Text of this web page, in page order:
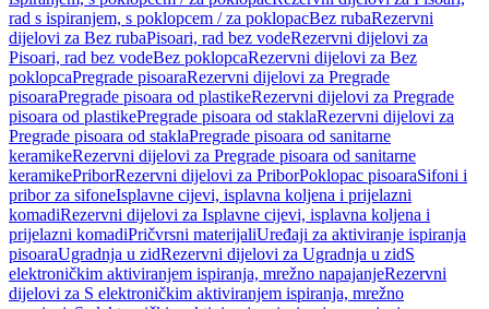
rad s ispiranjem, s poklopcem / za poklopacBez rubaRezervni
dijelovi za Bez rubaPisoari, rad bez vodeRezervni dijelovi za
Pisoari, rad bez vodeBez poklopcaRezervni dijelovi za Bez
poklopcaPregrade pisoaraRezervni dijelovi za Pregrade
pisoaraPregrade pisoara od plastikeRezervni dijelovi za Pregrade
pisoara od plastikePregrade pisoara od staklaRezervni dijelovi za
Pregrade pisoara od staklaPregrade pisoara od sanitarne
keramikeRezervni dijelovi za Pregrade pisoara od sanitarne
keramikePriborRezervni dijelovi za PriborPoklopac pisoaraSifoni i
pribor za sifoneIsplavne cijevi, isplavna koljena i prijelazni
komadiRezervni dijelovi za Isplavne cijevi, isplavna koljena i
prijelazni komadiPričvrsni materijaliUređaji za aktiviranje ispiranja
pisoaraUgradnja u zidRezervni dijelovi za Ugradnja u zidS
elektroničkim aktiviranjem ispiranja, mrežno napajanjeRezervni
dijelovi za S elektroničkim aktiviranjem ispiranja, mrežno